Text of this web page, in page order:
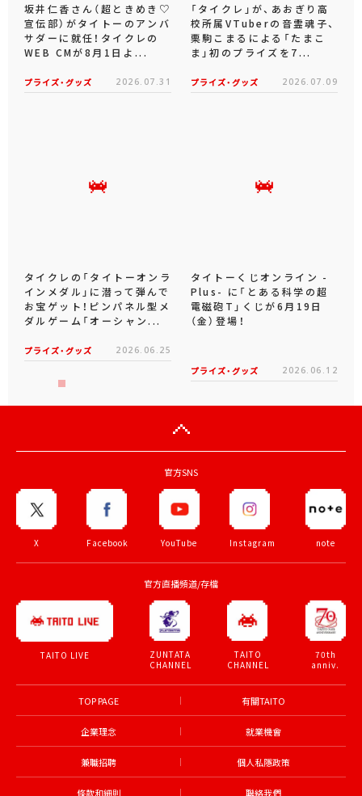
坂井仁香さん（超ときめき♡
宣伝部）がタイトーのアンバ
サダーに就任！タイクレの
WEB CMが8月1日よ...
プライズ・グッズ 2026.07.31
「タイクレ」が、あおぎり高
校所属VTuberの音霊魂子、
栗駒こまるによる「たまこ
ま」初のプライズを7...
プライズ・グッズ 2026.07.09
タイクレの「タイトーオンラ
インメダル」に潜って弾んで
お宝ゲット！ピンパネル型メ
ダルゲーム「オーシャン...
プライズ・グッズ 2026.06.25
タイトーくじオンライン -
Plus- に「とある科学の超
電磁砲T」くじが6月19日
（金）登場！
プライズ・グッズ 2026.06.12
官方SNS
X Facebook YouTube Instagram note
官方直播頻道/存檔
TAITO LIVE
ZUNTATA
CHANNEL
TAITO
CHANNEL
70th
anniv.
TOP PAGE 有關TAITO
企業理念 就業機會
兼職招聘 個人私隱政策